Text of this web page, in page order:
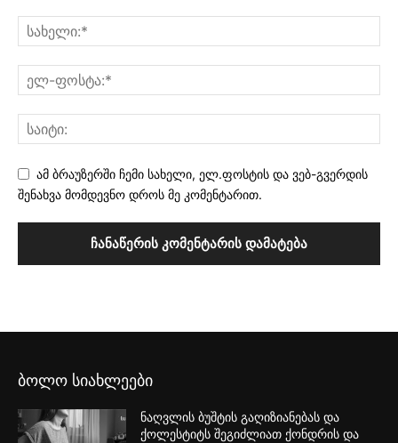
ამ ბრაუზერში ჩემი სახელი, ელ.ფოსტის და ვებ-გვერდის
შენახვა მომდევნო დროს მე კომენტარით.
ბოლო სიახლეები
ნაღვლის ბუშტის გაღიზიანებას და
ქოლესტიტს შეგიძლიათ ქონდრის და